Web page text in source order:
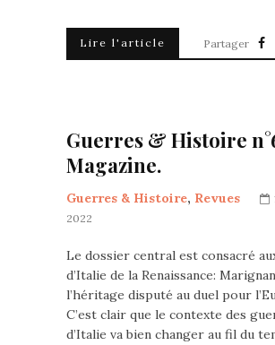
Lire l'article Partager
Guerres & Histoire
Magazine.
Guerres & Histoire, Revues
2022
Le dossier central est consacré
d’Italie de la Renaissance:
l’héritage disputé au duel pour
C’est clair que le contexte des
d’Italie va bien changer au fil du